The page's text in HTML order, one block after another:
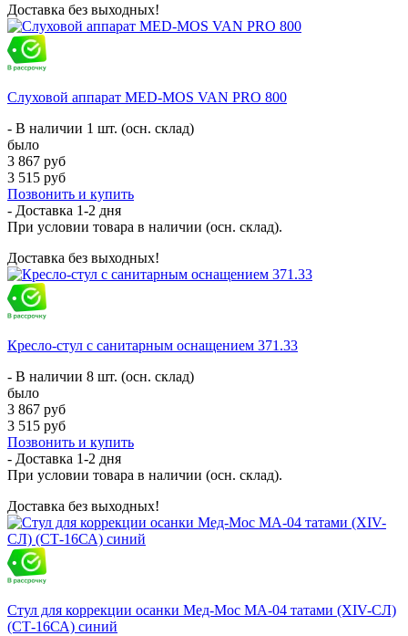
Доставка без выходных!
Слуховой аппарат MED-MOS VAN PRO 800
- В наличии 1 шт. (осн. склад)
было
3 867 руб
3 515 руб
Позвонить и купить
- Доставка 1-2 дня
При условии товара в наличии (осн. склад).
Доставка без выходных!
Кресло-стул с санитарным оснащением 371.33
- В наличии 8 шт. (осн. склад)
было
3 867 руб
3 515 руб
Позвонить и купить
- Доставка 1-2 дня
При условии товара в наличии (осн. склад).
Доставка без выходных!
Стул для коррекции осанки Мед-Мос МА-04 татами (ХIV-СЛ)
(СТ-16СА) синий